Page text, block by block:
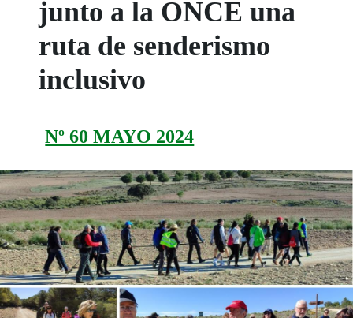
junto a la ONCE una
ruta de senderismo
inclusivo
Nº 60 MAYO 2024